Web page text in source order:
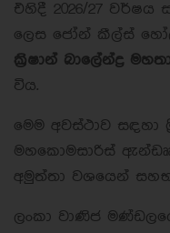
එහිදී 2026/27
ලෙස ජෝන් කීල්ස්
ක්‍රිෂාන් බාලේන්ද්‍ර මහතා
විය.
මෙම අවස්ථාව සඳහා
මහකොමසාරිස් ඇන්ඩෲ
අමුත්තා වශයෙන්
ලංකා වාණිජ